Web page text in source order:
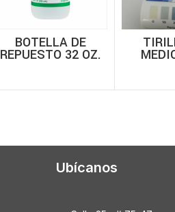
BOTELLA DE
REPUESTO 32 OZ.
Ubícanos